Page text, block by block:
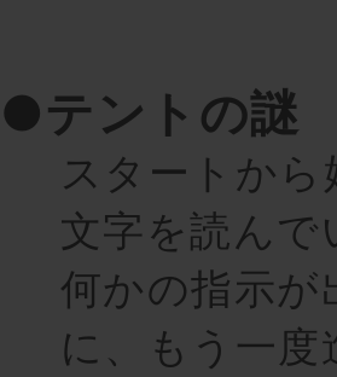
●テントの謎
スタートか
文字を読んで
何かの指示
に、もう一